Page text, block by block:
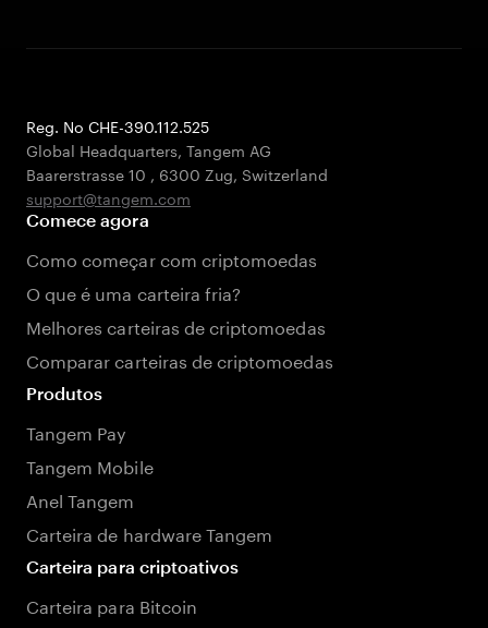
Reg. No CHE-390.112.525
Global Headquarters, Tangem AG
Baarerstrasse 10 , 6300 Zug, Switzerland
support@tangem.com
Comece agora
Como começar com criptomoedas
O que é uma carteira fria?
Melhores carteiras de criptomoedas
Comparar carteiras de criptomoedas
Produtos
Tangem Pay
Tangem Mobile
Anel Tangem
Carteira de hardware Tangem
Carteira para criptoativos
Carteira para Bitcoin